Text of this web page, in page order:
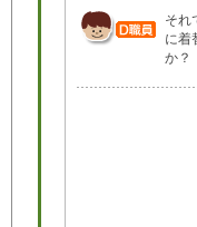
それ
に着
か？